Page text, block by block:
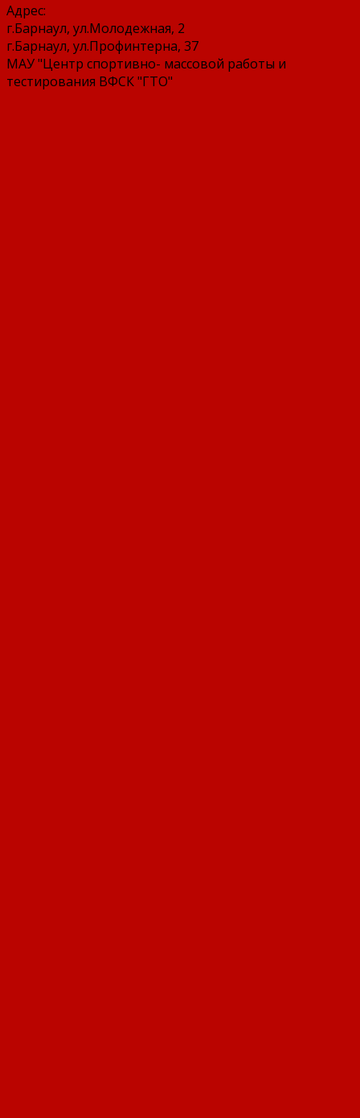
Адрес:
г.Барнаул, ул.Молодежная, 2
г.Барнаул, ул.Профинтерна, 37
МАУ "Центр спортивно- массовой работы и
тестирования ВФСК "ГТО"